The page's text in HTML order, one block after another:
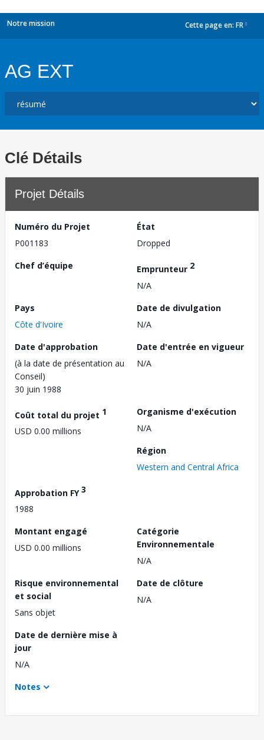
Notre mission Cette page en: FR
AG EXT
Clé Détails
Projet Détails
Numéro du Projet
P001183
État
Dropped
Chef d’équipe
Emprunteur 2
N/A
Pays
Côte d'Ivoire
Date de divulgation
N/A
Date d'approbation
(à la date de présentation au
Conseil)
30 juin 1988
Date d'entrée en vigueur
N/A
Coût total du projet 1
USD 0.00 millions
Organisme d'exécution
N/A
Région
Western and Central Africa
Approbation FY3
1988
Montant engagé
USD 0.00 millions
Catégorie
Environnementale
N/A
Risque environnemental
et social
Sans objet
Date de clôture
N/A
Date de dernière mise à
jour
N/A
Notes